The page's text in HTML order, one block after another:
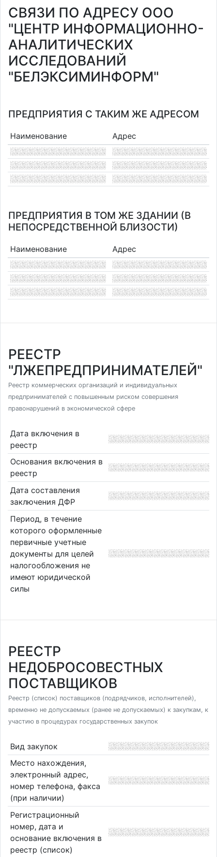
СВЯЗИ ПО АДРЕСУ ООО
"ЦЕНТР ИНФОРМАЦИОННО-
АНАЛИТИЧЕСКИХ
ИССЛЕДОВАНИЙ
"БЕЛЭКСИМИНФОРМ"
ПРЕДПРИЯТИЯ С ТАКИМ ЖЕ АДРЕСОМ
Наименование Адрес
ПРЕДПРИЯТИЯ В ТОМ ЖЕ ЗДАНИИ (В
НЕПОСРЕДСТВЕННОЙ БЛИЗОСТИ)
Наименование Адрес
РЕЕСТР
"ЛЖЕПРЕДПРИНИМАТЕЛЕЙ"
Реестр коммерческих организаций и индивидуальных
предпринимателей с повышенным риском совершения
правонарушений в экономической сфере
Дата включения в
реестр
Основания включения в
реестр
Дата составления
заключения ДФР
Период, в течение
которого оформленные
первичные учетные
документы для целей
налогообложения не
имеют юридической
силы
РЕЕСТР
НЕДОБРОСОВЕСТНЫХ
ПОСТАВЩИКОВ
Реестр (список) поставщиков (подрядчиков, исполнителей),
временно не допускаемых (ранее не допускаемых) к закупкам, к
участию в процедурах государственных закупок
Вид закупок
Место нахождения,
электронный адрес,
номер телефона, факса
(при наличии)
Регистрационный
номер, дата и
основание включения в
реестр (список)